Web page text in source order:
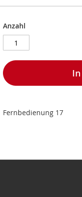
Anzahl
Fernbedienung 17